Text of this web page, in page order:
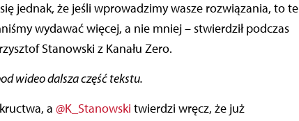
jednak, że jeśli wprowadzimy wasze rozwiązania, to te
wydawać więcej, a nie mniej – stwierdził podczas
Stanowski z Kanału Zero.
wideo dalsza część tekstu.
a @K_Stanowski twierdzi wręcz, że już